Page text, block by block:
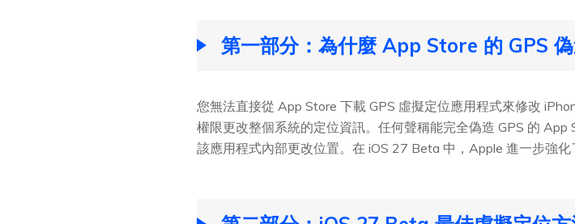
第一部分：為什麼 App Store 的 GPS
您無法直接從 App Store 下載 GPS 虛擬定位應用程式來修改
權限更改整個系統的定位資訊。任何聲稱能完全偽造 GPS 的
該應用程式內部更改位置。在 iOS 27 Beta 中，Apple 進一步強化